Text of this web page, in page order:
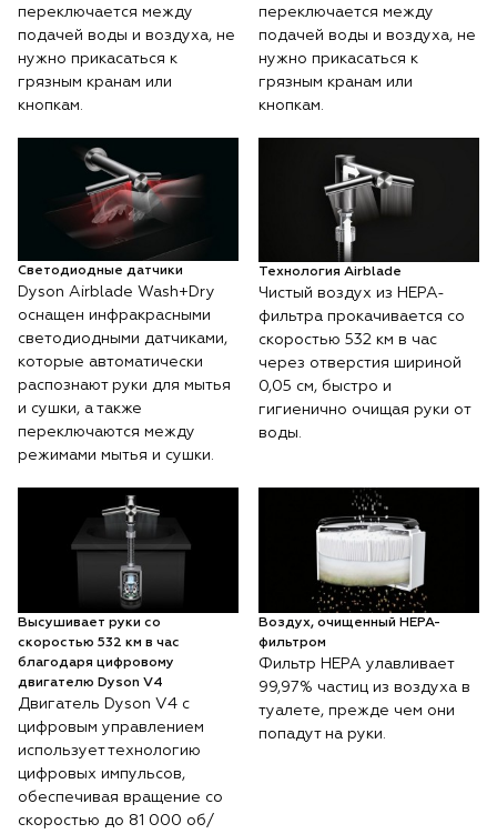
переключается между
подачей воды и воздуха, не
нужно прикасаться к
грязным кранам или
кнопкам.
переключается между
подачей воды и воздуха, не
нужно прикасаться к
грязным кранам или
кнопкам.
Светодиодные датчики
Dyson Airblade Wash+Dry
оснащен инфракрасными
светодиодными датчиками,
которые автоматически
распознают руки для мытья
и сушки, а также
переключаются между
режимами мытья и сушки.
Технология Airblade
Чистый воздух из HEPA-
фильтра прокачивается со
скоростью 532 км в час
через отверстия шириной
0,05 см, быстро и
гигиенично очищая руки от
воды.
Высушивает руки со
скоростью 532 км в час
благодаря цифровому
двигателю Dyson V4
Двигатель Dyson V4 с
цифровым управлением
использует технологию
цифровых импульсов,
обеспечивая вращение со
скоростью до 81 000 об/
Воздух, очищенный HEPA-
фильтром
Фильтр HEPA улавливает
99,97% частиц из воздуха в
туалете, прежде чем они
попадут на руки.